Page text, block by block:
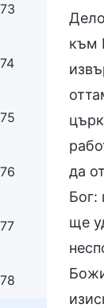
към
да
Бог:
ще